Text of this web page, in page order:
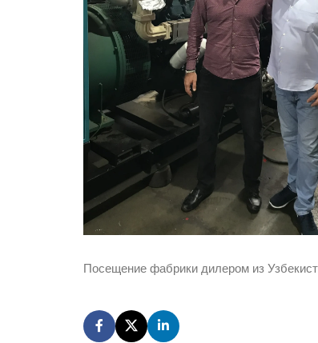
Посещение фабрики дилером из